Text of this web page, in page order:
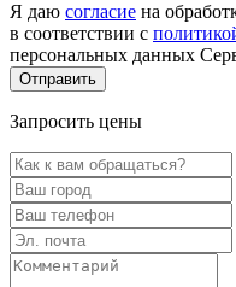
Я даю согласие на
в соответствии с
персональных данных
Запросить цены